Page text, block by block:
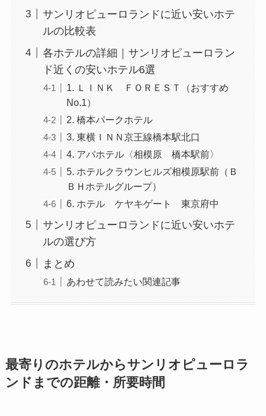
サンリオピューロランドに近い安いホテ
ルの比較表
各ホテルの詳細｜サンリオピューロラン
ド近くの安いホテル6選
1. ＬＩＮＫ ＦＯＲＥＳＴ（おすすめ
No.1）
2. 橋本パークホテル
3. 東横ＩＮＮ京王線橋本駅北口
4. アパホテル〈相模原 橋本駅前〉
5. ホテルクラウンヒルズ相模原駅前（Ｂ
ＢＨホテルグループ）
6. ホテル ケヤキゲート 東京府中
サンリオピューロランドに近い安いホテ
ルの選び方
まとめ
あわせて読みたい関連記事
最寄りのホテルからサンリオピューロラ
ンドまでの距離・所要時間